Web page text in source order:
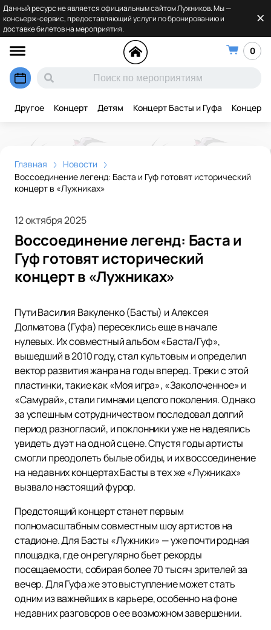
Данный ресурс не является официальным сайтом Лужников. Мы —
консьерж-сервис, предоставляющий услуги по бронированию и
доставке билетов на мероприятия.
0
Другое Концерт Детям Концерт Басты и Гуфа Концерт
Главная
Новости
Воссоединение легенд: Баста и Гуф готовят исторический
концерт в «Лужниках»
12 октября 2025
Воссоединение легенд: Баста и
Гуф готовят исторический
концерт в «Лужниках»
Пути Василия Вакуленко (Басты) и Алексея
Долматова (Гуфа) пересеклись еще в начале
нулевых. Их совместный альбом «Баста/Гуф»,
вышедший в 2010 году, стал культовым и определил
вектор развития жанра на годы вперед. Треки с этой
пластинки, такие как «Моя игра», «Заколоченное» и
«Самурай», стали гимнами целого поколения. Однако
за успешным сотрудничеством последовал долгий
период разногласий, и поклонники уже не надеялись
увидеть дуэт на одной сцене. Спустя годы артисты
смогли преодолеть былые обиды, и их воссоединение
на недавних концертах Басты в тех же «Лужниках»
вызвало настоящий фурор.
Предстоящий концерт станет первым
полномасштабным совместным шоу артистов на
стадионе. Для Басты «Лужники» — уже почти родная
площадка, где он регулярно бьет рекорды
посещаемости, собирая более 70 тысяч зрителей за
вечер. Для Гуфа же это выступление может стать
одним из важнейших в карьере, особенно на фоне
недавних разговоров о ее возможном завершении.